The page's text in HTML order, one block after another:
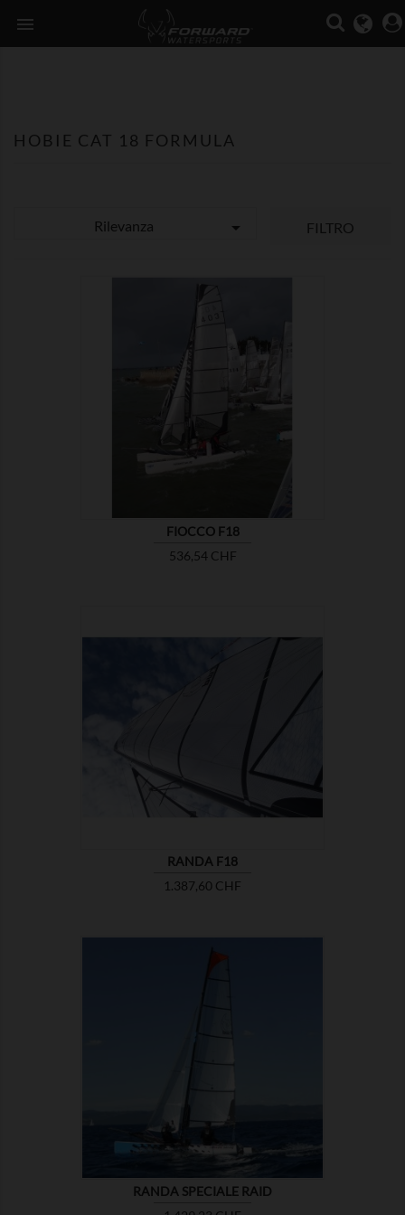

HOBIE CAT 18 FORMULA
Rilevanza  FILTRO
FIOCCO F18
Prezzo
536,54 CHF

RANDA F18
Prezzo
1.387,60 CHF
RANDA SPECIALE RAID